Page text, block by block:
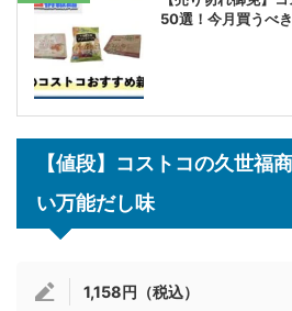
50選！今月買うべ
【値段】コストコの久世福
い万能だし味
1,158円（税込）